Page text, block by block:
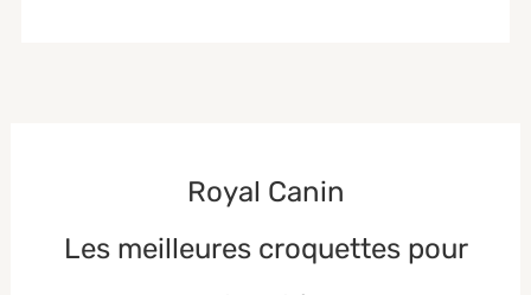
Royal Canin
Les meilleures croquettes pour